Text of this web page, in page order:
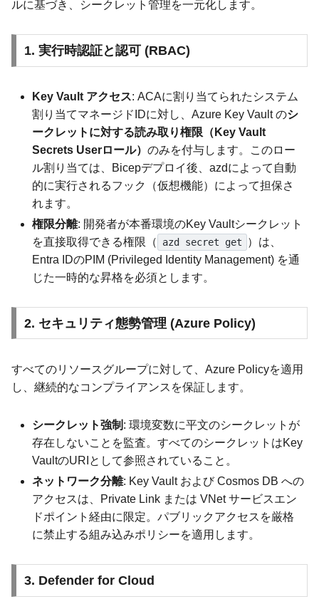
ルに基づき、シークレット管理を一元化します。
1. 実行時認証と認可 (RBAC)
Key Vault アクセス: ACAに割り当てられたシステム
割り当てマネージドIDに対し、Azure Key Vault のシ
ークレットに対する読み取り権限（Key Vault
Secrets Userロール）のみを付与します。このロー
ル割り当ては、Bicepデプロイ後、azdによって自動
的に実行されるフック（仮想機能）によって担保さ
れます。
権限分離: 開発者が本番環境のKey Vaultシークレット
を直接取得できる権限（
azd secret get
）は、
Entra IDのPIM (Privileged Identity Management) を通
じた一時的な昇格を必須とします。
2. セキュリティ態勢管理 (Azure Policy)
すべてのリソースグループに対して、Azure Policyを適用
し、継続的なコンプライアンスを保証します。
シークレット強制 : 環境変数に平文のシークレットが
存在しないことを監査。すべてのシークレットはKey
VaultのURIとして参照されていること。
ネットワーク分離: Key Vault および Cosmos DB への
アクセスは、Private Link または VNet サービスエン
ドポイント経由に限定。パブリックアクセスを厳格
に禁止する組み込みポリシーを適用します。
3. Defender for Cloud